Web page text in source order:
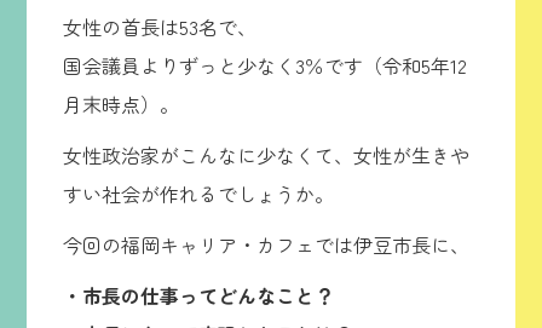
女性の首長は53名で、
国会議員よりずっと少なく3％です（令和5年12
月末時点）。
女性政治家がこんなに少なくて、女性が生きや
すい社会が作れるでしょうか。
今回の福岡キャリア・カフェでは伊豆市長に、
・市長の仕事ってどんなこと？